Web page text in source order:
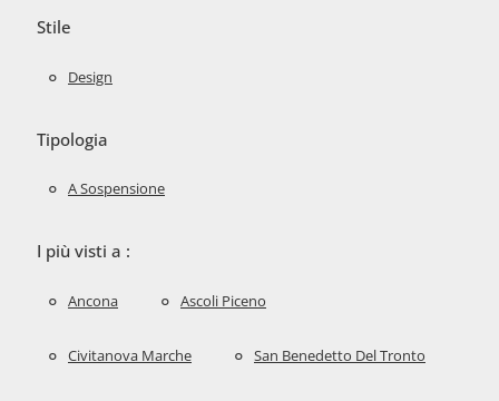
Stile
Design
Tipologia
A Sospensione
I più visti a :
Ancona Ascoli Piceno
Civitanova Marche San Benedetto Del Tronto